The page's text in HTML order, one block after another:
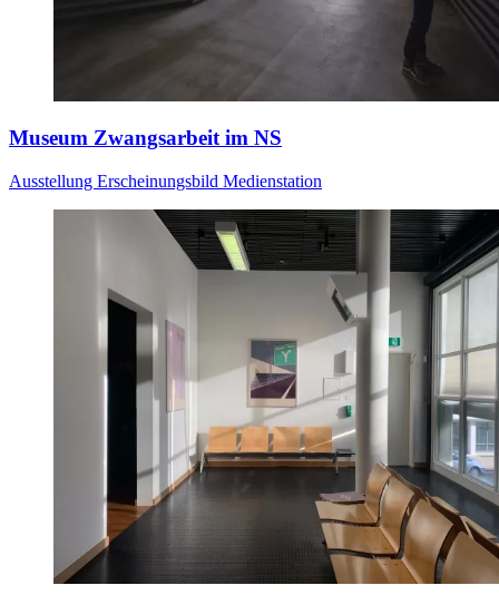
Museum Zwangsarbeit im NS
Ausstellung Erscheinungsbild Medienstation